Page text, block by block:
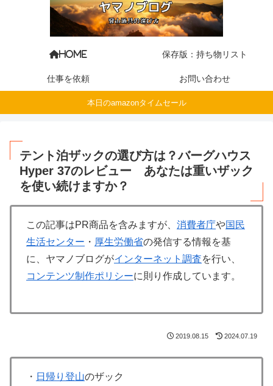
HOME 保存版：持ち物リスト
仕事を依頼 お問い合わせ
本日のamazonタイムセール
テント泊ザックの選び方は？バーグハウス
Hyper 37のレビュー あなたは重いザック
を使い続けますか？
この記事はPR商品を含みますが、 消費者庁や国民
生活センター ・ 厚生労働省の発信する情報を基
に、ヤマノブログがインターネット調査を行い、
コンテンツ制作ポリシーに則り作成しています。
2019.08.15 2024.07.19
・ 日帰り登山のザック